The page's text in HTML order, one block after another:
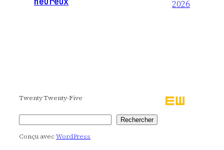
2026
Twenty Twenty-Five
Rechercher
Conçu avecWordPress